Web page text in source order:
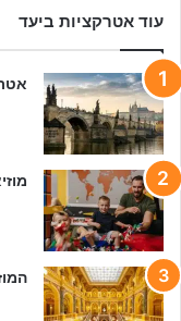
ג
–
כ
ב
עוד אטרקציות ביעד